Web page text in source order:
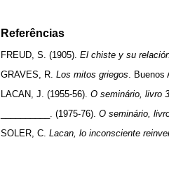
Referências
FREUD, S. (1905). El chiste y su
GRAVES, R. Los mitos griegos .
LACAN, J. (1955-56). O seminário, livro
__________. (1975-76). O seminário,
SOLER, C. Lacan, lo inconsciente